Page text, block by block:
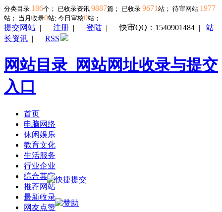
分类目录 186个； 已收录资讯 9887篇； 已收录 9671 站； 待审网站 1977
站； 当月收录0站; 今日审核0站；
提交网站 | 注册 | 登陆 |快审QQ：1540901484 | 站
长资讯 | RSS
网站目录_网站网址收录与提交
入口
首页
电脑网络
休闲娱乐
教育文化
生活服务
行业企业
综合其它
推荐网站
最新收录
网友点赞